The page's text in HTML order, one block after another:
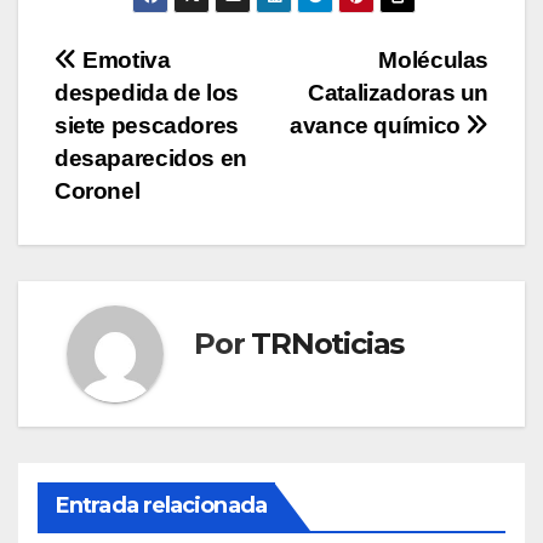
Navegación
de
entradas
Moléculas
Catalizadoras un
avance químico
Emotiva
despedida de los
siete pescadores
desaparecidos en
Coronel
Por TRNoticias
Entrada relacionada